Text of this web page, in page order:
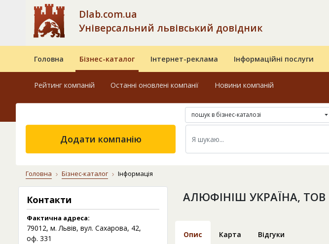
Dlab.com.ua
Універсальний львівський довідник
Головна Бізнес-каталог Інтернет-реклама Інформаційні послуги
Рейтинг компаній Останні оновлені компанії Новини компаній
пошук в бізнес-каталозі
Додати компанію
Головна Бізнес-каталог Інформація
Контакти
Фактична адреса:
79012, м. Львів, вул. Сахарова, 42,
оф. 331
АЛЮФІНІШ УКРАЇНА, ТОВ
Опис Карта Відгуки